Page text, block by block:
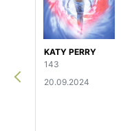
KATY PERRY
143
20.09.2024